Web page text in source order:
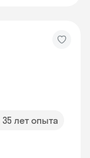
35 лет опыта